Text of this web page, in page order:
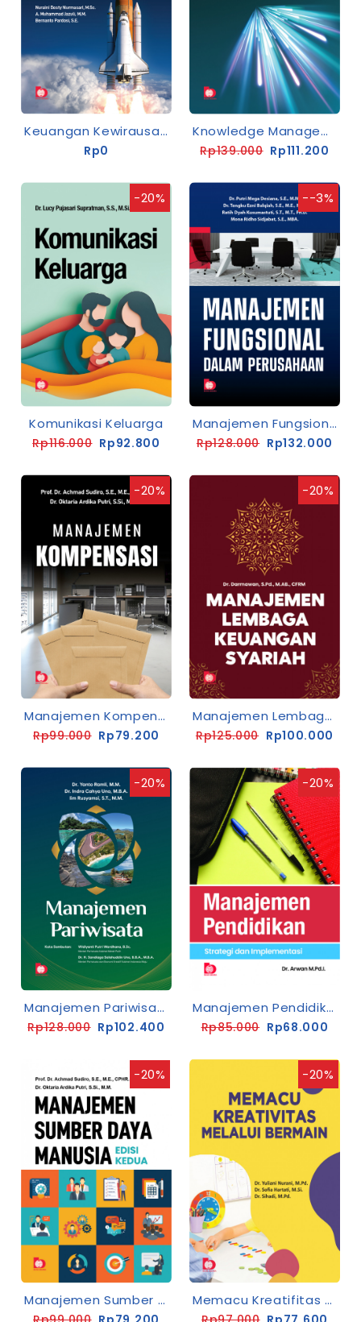
Keuangan Kewirausahaan: Entrepreneurial Finance
Rp0
Knowledge Management: Konsep Dasar Dan Perkembangannya Di Era Digital
Rp139.000 Rp111.200
-20%
Komunikasi Keluarga
Rp116.000 Rp92.800
--3%
Manajemen Fungsional Dalam Perusahaan
Rp128.000 Rp132.000
-20%
Manajemen Kompensasi
Rp99.000 Rp79.200
-20%
Manajemen Lembaga Keuangan Syariah
Rp125.000 Rp100.000
-20%
Manajemen Pariwisata
Rp128.000 Rp102.400
-20%
Manajemen Pendidikan: Strategi Dan Implementasi
Rp85.000 Rp68.000
-20%
Manajemen Sumber Daya Manusia Edisi Kedua
-20%
Memacu Kreatifitas Melalui Bermain Pembelajaran Anak Usia Dini